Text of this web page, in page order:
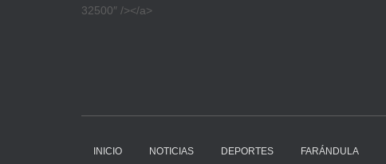
32500″ /></a>
INICIO NOTICIAS DEPORTES FARÁNDULA